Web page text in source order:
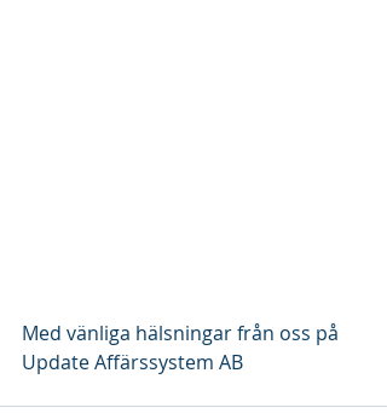
Med vänliga hälsningar från oss på
Update Affärssystem AB